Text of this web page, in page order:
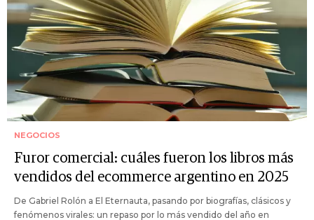
NEGOCIOS
Furor comercial: cuáles fueron los libros más
vendidos del ecommerce argentino en 2025
De Gabriel Rolón a El Eternauta, pasando por biografías, clásicos y
fenómenos virales: un repaso por lo más vendido del año en